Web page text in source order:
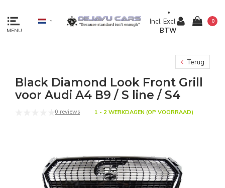
MENU
Incl. Excl.
BTW
0
Terug
Black Diamond Look Front Grill
voor Audi A4 B9 / S line / S4
0 reviews 1 - 2 WERKDAGEN (OP VOORRAAD)